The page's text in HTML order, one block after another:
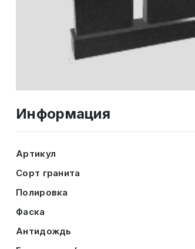
Информация
Артикул
Сорт гранита
Полировка
Фаска
Антидождь